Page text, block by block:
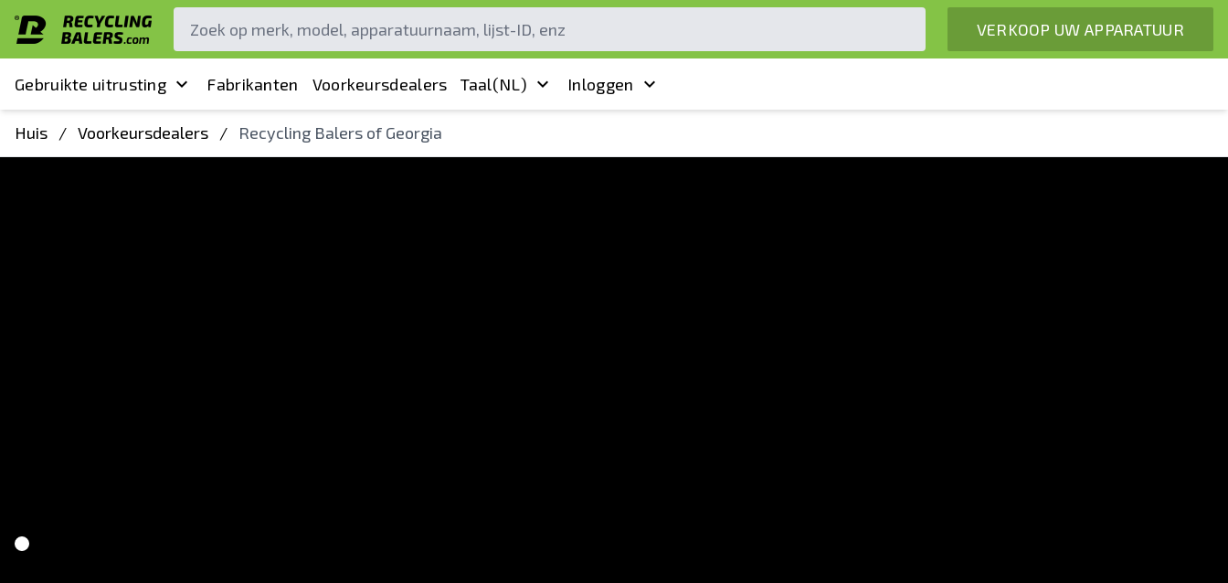
VERKOOP UW APPARATUUR
Gebruikte uitrusting Fabrikanten Voorkeursdealers Taal(NL) Inloggen
Huis / Voorkeursdealers / Recycling Balers of Georgia